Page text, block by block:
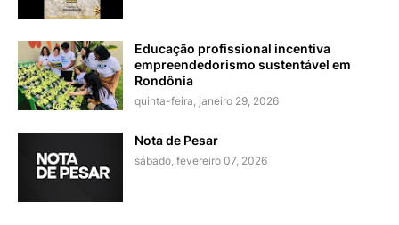
Educação profissional incentiva
empreendedorismo sustentável em
Rondônia
quinta-feira, janeiro 29, 2026
Nota de Pesar
sábado, fevereiro 07, 2026